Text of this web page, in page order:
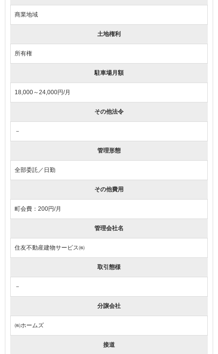
商業地域
土地権利
所有権
駐車場月額
18,000～24,000円/月
その他法令
－
管理形態
全部委託／日勤
その他費用
町会費：200円/月
管理会社名
住友不動産建物サービス㈱
取引態様
－
分譲会社
㈱ホームズ
接道